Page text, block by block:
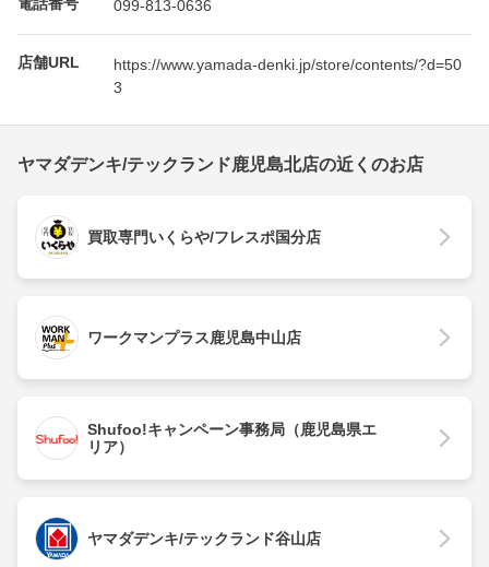
099-813-0636
店舗URL
https://www.yamada-denki.jp/store/contents/?d=50
3
ヤマダデンキ/テックランド鹿児島北店の近くのお店
買取専門いくらや/フレスポ国分店
ワークマンプラス鹿児島中山店
Shufoo!キャンペーン事務局（鹿児島県エ
リア）
ヤマダデンキ/テックランド谷山店